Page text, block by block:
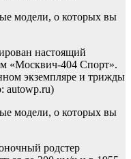
настоящий
«Москвич-404 Спорт».
экземпляре и трижды
autowp.ru)
родстер